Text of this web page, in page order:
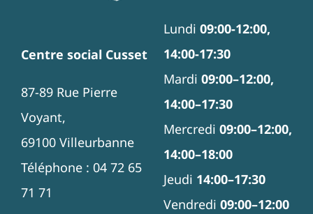
Centre social Cusset
87-89 Rue Pierre
Voyant,
69100 Villeurbanne
Téléphone : 04 72 65
71 71
Lundi 09:00-12:00,
14:00-17:30
Mardi 09:00–12:00,
14:00–17:30
Mercredi 09:00–12:00,
14:00–18:00
Jeudi 14:00–17:30
Vendredi 09:00–12:00